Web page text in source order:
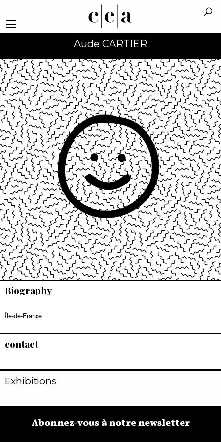
Aude CARTIER
Biography
Île-de-France
contact
Exhibitions
Abonnez-vous à notre newsletter